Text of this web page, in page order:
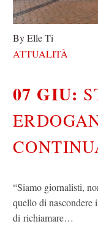
By Elle Ti
ATTUALITÀ
07 GIU:
“Siamo giornalisti,
quello di nascondere
di richiamare…